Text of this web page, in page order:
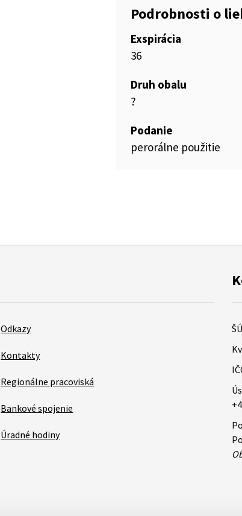
Podrobnosti o
Exspirácia
36
Druh obalu
?
Podanie
perorálne použitie
Odkazy
Kontakty
Regionálne pracoviská
Bankové spojenie
Úradné hodiny